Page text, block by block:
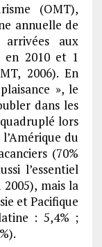
(OMT),
annuelle de
aux
2010 et 1
2006). En
», le
dans les
lors
du
(70%
l’essentiel
2005), mais la
et Pacifique
: 5,4% ;